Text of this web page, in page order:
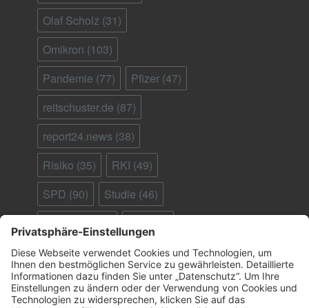
Olaf Scholz (31)
Omikron (103)
Pandemie (77) Pfizer (47)
reitschuster.de (87)
report24.news (38)
Risiko (35) RKI (49)
SPD (90) Studie (46)
Ungeimpfte(95)
Virus(29) welt.de(33)